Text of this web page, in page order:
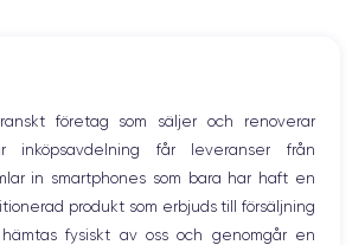
företag som säljer och renoverar
inköpsavdelning får leveranser från
in smartphones som bara har haft en
produkt som erbjuds till försäljning
fysiskt av oss och genomgår en